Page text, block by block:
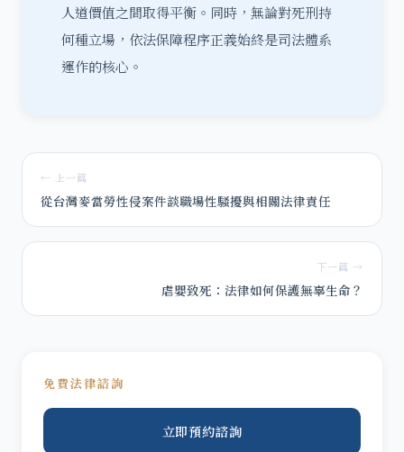
人道價值之間取得平衡。同時，無論對死刑持
何種立場，依法保障程序正義始終是司法體系
運作的核心。
← 上一篇
從台灣麥當勞性侵案件談職場性騷擾與相關法律責任
下一篇 →
虐嬰致死：法律如何保護無辜生命？
免費法律諮詢
立即預約諮詢